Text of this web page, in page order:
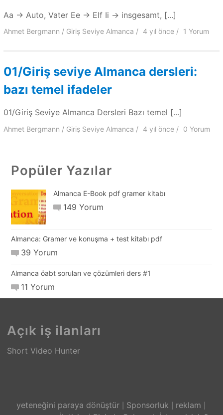
Aa → Auto, Vater Ee → Elf Ii → insgesamt, [...]
Ahmet Bergmann Giriş Seviye Almanca 4 yılönce 1 Yorum
01/Giriş seviye Almanca dersleri:
bazı temel ifadeler
01/Giriş Seviye Almanca Dersleri Bazı temel [...]
Ahmet Bergmann Giriş Seviye Almanca 4 yılönce 0 Yorum
Popüler Yazılar
Almanca E-Book pdf gramer kitabı
149 Yorum
Almanca: Gramer ve konuşma + test kitabı pdf
39 Yorum
Almanca öabt soruları ve çözümleri ders #1
11 Yorum
Açık iş ilanları
Short Video Hunter
yeteneğini paraya dönüştür Sponsorluk
reklam